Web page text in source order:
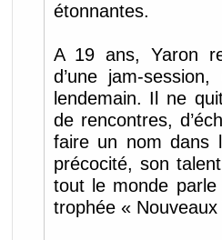
étonnantes.
A 19 ans, Yaron
d’une jam-
lendemain. Il ne
de rencontres,
faire un nom dans
précocité, son
tout le monde
trophée « Nouveaux